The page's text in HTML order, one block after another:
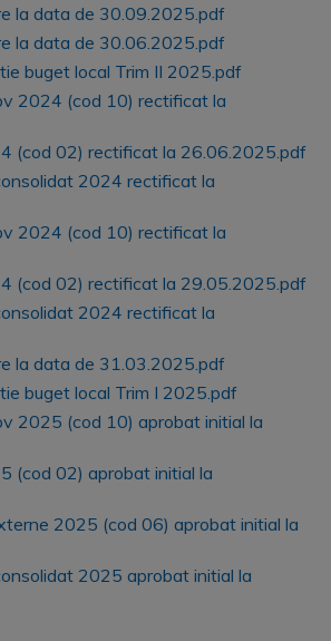
la data de 30.09.2025.pdf
la data de 30.06.2025.pdf
buget local Trim II 2025.pdf
2024 (cod 10) rectificat la
(cod 02) rectificat la 26.06.2025.pdf
2024 rectificat la
2024 (cod 10) rectificat la
(cod 02) rectificat la 29.05.2025.pdf
2024 rectificat la
la data de 31.03.2025.pdf
buget local Trim I 2025.pdf
2025 (cod 10) aprobat initial la
(cod 02) aprobat initial la
2025 (cod 06) aprobat initial la
2025 aprobat initial la